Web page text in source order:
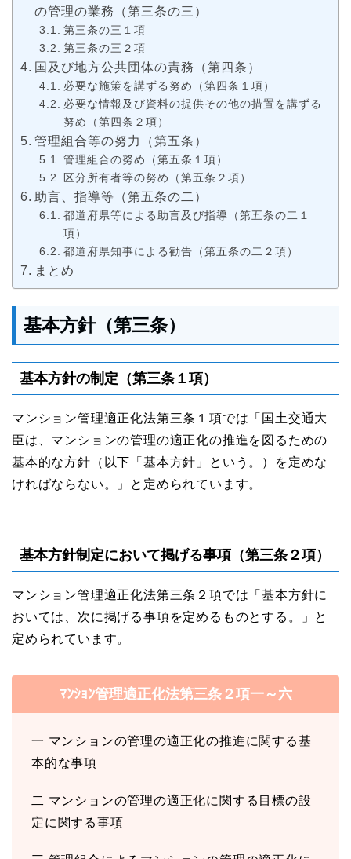
の管理の業務（第三条の三）
第三条の三１項
第三条の三２項
国及び地⽅公共団体の責務（第四条）
必要な施策を講ずる努め（第四条１項）
必要な情報及び資料の提供その他の措置を講ずる
努め（第四条２項）
管理組合等の努⼒（第五条）
管理組合の努め（第五条１項）
区分所有者等の努め（第五条２項）
助⾔、指導等（第五条の二）
都道府県等による助言及び指導（第五条の二１
項）
都道府県知事による勧告（第五条の二２項）
まとめ
基本⽅針（第三条）
基本方針の制定（第三条１項）
マンション管理適正化法第三条１項では「国⼟交通⼤
⾂は、マンションの管理の適正化の推進を図るための
基本的な⽅針（以下「基本⽅針」という。）を定めな
ければならない。」と定められています。
基本方針制定において掲げる事項（第三条２項）
マンション管理適正化法第三条２項では「基本⽅針に
おいては、次に掲げる事項を定めるものとする。」と
定められています。
ﾏﾝｼｮﾝ管理適正化法第三条２項一～六
⼀ マンションの管理の適正化の推進に関する基
本的な事項
⼆ マンションの管理の適正化に関する⽬標の設
定に関する事項